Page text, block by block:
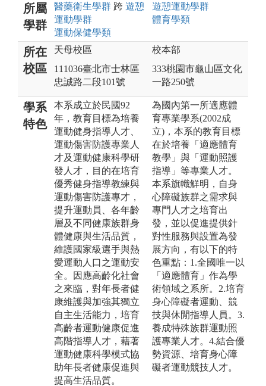
所屬
學群
醫藥衛生學群 跨 遊憩
運動學群
運動保健學類
遊憩運動學群
體育學類
所在
校區
天母校區
111036臺北市士林區
忠誠路二段101號
校本部
333桃園市龜山區文化
一路250號
學系
特色
本系成立於民國92
年，教育目標為培養
運動健身指導人才、
運動傷害防護專業人
才及運動健康科學研
發人才，目的在培育
優秀健身指導教練與
運動傷害防護專才，
提升運動員、各年齡
層及不同健康族群身
體健康與生活品質，
維護國家級選手與熱
愛運動人口之運動安
全。因應高齡化社會
之來臨，對年長者健
康維護與加強其獨立
自主生活能力，培育
高齡者運動健康促進
高階指導人才，藉著
運動健康科學模式協
助年長者健康促進與
提高生活品質。
為國內第一所適應體
育專業學系(2002成
立)，本系的教育目標
在於培養「適應體育
教學」與「運動照護
指導」等專業人才。
本系旗幟鮮明，自身
心障礙族群之需求與
專門人才之培育出
發，並以促進提供針
對性服務與設置為發
展方向，有以下的特
色重點：1.全國唯一以
「適應體育」作為學
術領域之系所。2.培育
身心障礙者運動、競
技與休閒指導人員。3.
養成特殊族群運動照
護專業人才。4.結合優
勢資源、培育身心障
礙者運動競技人才。